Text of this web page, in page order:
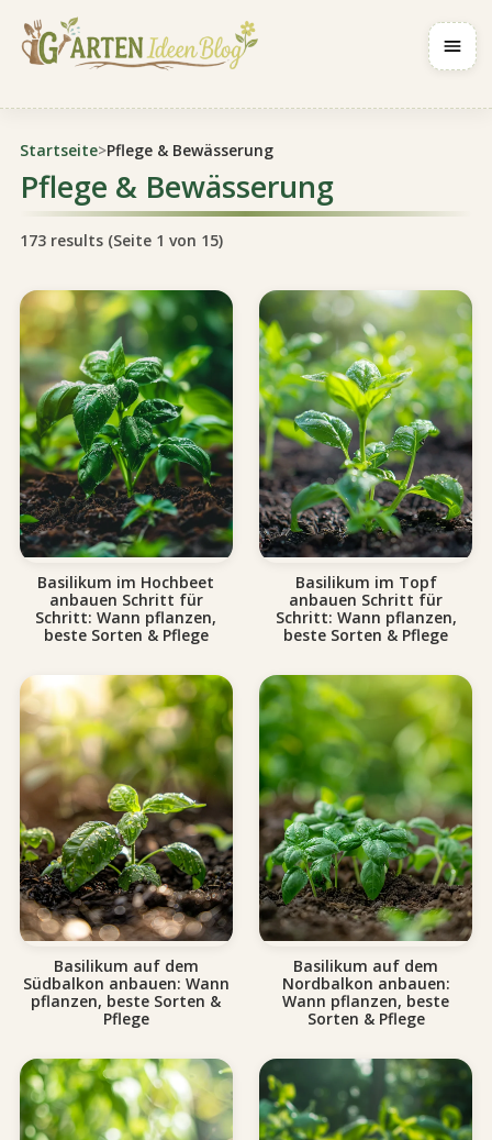
Startseite>Pflege & Bewässerung
Pflege & Bewässerung
173 results (Seite 1 von 15)
Basilikum im Hochbeet
anbauen Schritt für
Schritt: Wann pflanzen,
beste Sorten & Pflege
Basilikum im Topf
anbauen Schritt für
Schritt: Wann pflanzen,
beste Sorten & Pflege
Basilikum auf dem
Südbalkon anbauen: Wann
pflanzen, beste Sorten &
Pflege
Basilikum auf dem
Nordbalkon anbauen:
Wann pflanzen, beste
Sorten & Pflege